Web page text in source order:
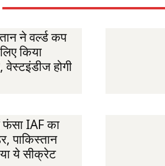
ने वर्ल्ड कप
किया
वेस्टइंडीज होगी
फंसा IAF का
पाकिस्तान
ये सीक्रेट